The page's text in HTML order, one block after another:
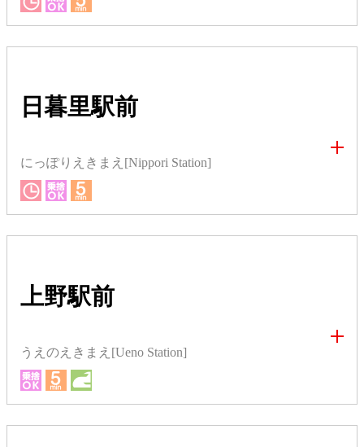
日暮里駅前
にっぽりえきまえ[Nippori Station]
上野駅前
うえのえきまえ[Ueno Station]